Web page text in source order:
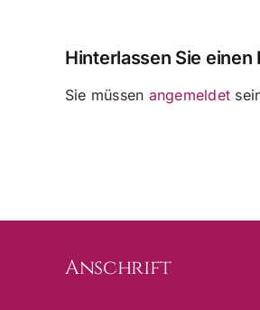
Hinterlassen Sie einen
Sie müssen angemeldet
Anschrift